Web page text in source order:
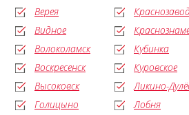
Верея
Видное
Волоколамск
Воскресенск
Высоковск
Голицыно
Кубинка
Куровское
Ликино-
Лобня